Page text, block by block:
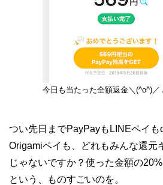
今日も当たった全額返金＼(^o^)／
つい先日までPayPayもLINEペイも
Origamiペイも、どれもみんな還元
じゃないですか？使った金額の
という、ものすごいのを。